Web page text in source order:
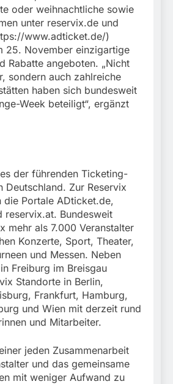
oder weihnachtliche sowie
unter reservix.de und
www.adticket.de/)
25. November einzigartige
Rabatte angeboten. „Nicht
sondern auch zahlreiche
haben sich bundesweit
Week beteiligt“, ergänzt
der führenden Ticketing-
Deutschland. Zur Reservix
die Portale ADticket.de,
reservix.at. Bundesweit
mehr als 7.000 Veranstalter
Konzerte, Sport, Theater,
und Messen. Neben
Freiburg im Breisgau
Standorte in Berlin,
Frankfurt, Hamburg,
und Wien mit derzeit rund
und Mitarbeiter.
jeden Zusammenarbeit
und das gemeinsame
mit weniger Aufwand zu